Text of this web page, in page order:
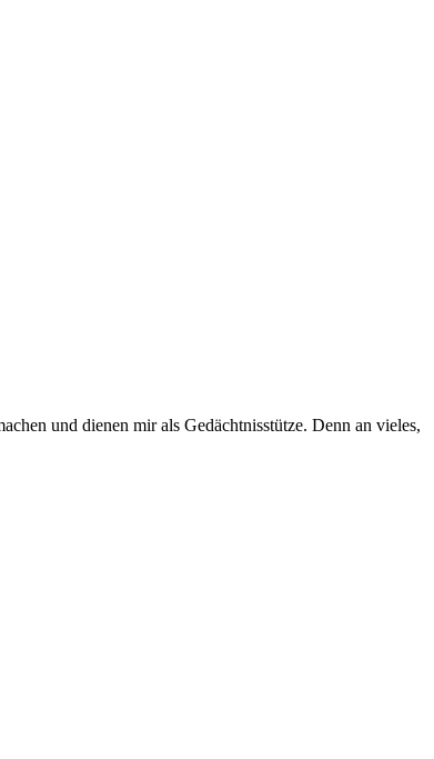
und dienen mir als Gedächtnisstütze. Denn an vieles,